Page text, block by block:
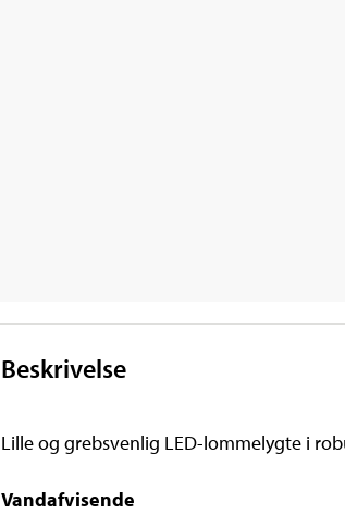
Beskrivelse
Lille og grebsvenlig LED-lommelygte i
Vandafvisende